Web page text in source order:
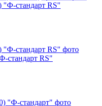
стандарт RS"
стандарт RS"